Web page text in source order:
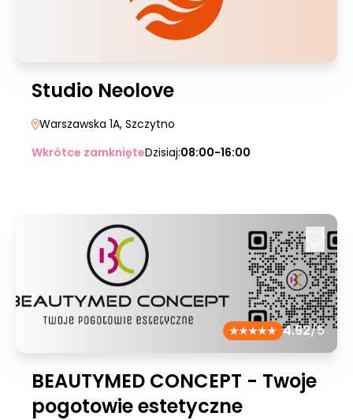
Studio Neolove
Warszawska 1A, Szczytno
Wkrótce zamknięteDzisiaj:08:00-16:00
4.92/5
BEAUTYMED CONCEPT - Twoje
pogotowie estetyczne